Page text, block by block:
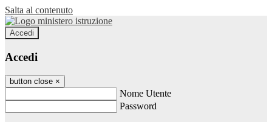
Salta al contenuto
Accedi
Accedi
button close ×
Nome Utente
Password